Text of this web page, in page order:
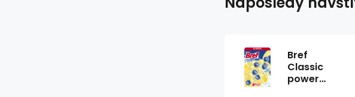
Bref
Classic
power